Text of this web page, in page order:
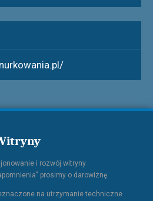
i rozwój witryny
prosimy o darowiznę.
na utrzymanie techniczne